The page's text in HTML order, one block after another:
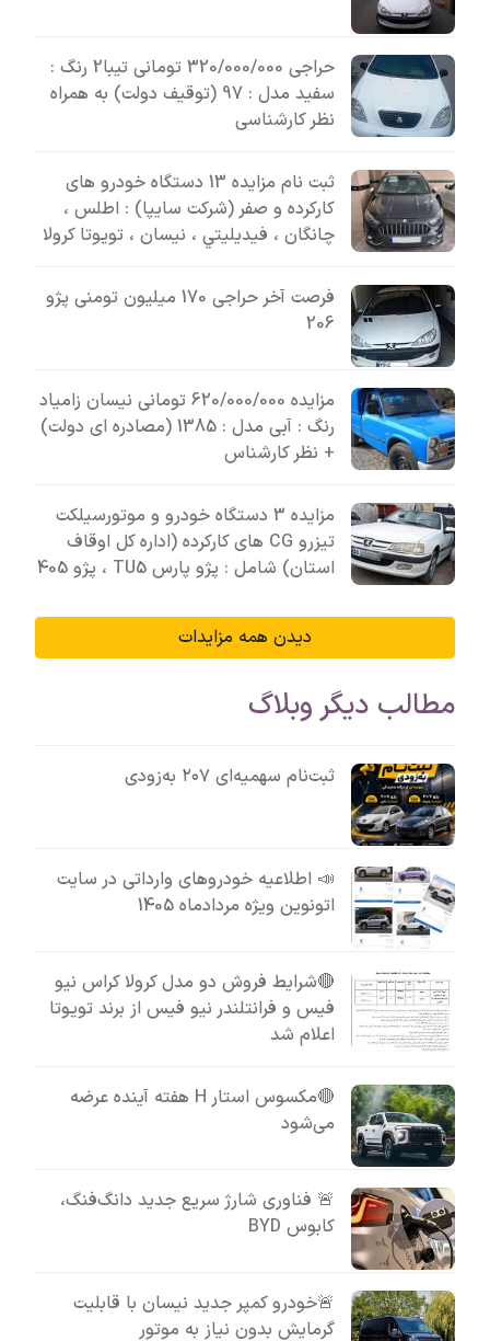
حراجی 320/000/000 تومانی تیبا2 رنگ :
سفید مدل : 97 (توقیف دولت) به همراه
نظر کارشناسی
ثبت نام مزایده 13 دستگاه خودرو های
کارکرده و صفر (شرکت سایپا) : اطلس ،
چانگان ، فيديليتي ، نیسان ، تویوتا کرولا
فرصت آخر حراجی 170 میلیون تومنی پژو
206
مزایده 620/000/000 تومانی نیسان زامیاد
رنگ : آبی مدل : 1385 (مصادره ای دولت)
+ نظر کارشناس
مزایده 3 دستگاه خودرو و موتورسیلکت
تیزرو CG های کارکرده (اداره کل اوقاف
استان) شامل : پژو پارس TU5 ، پژو 405
دیدن همه مزایدات
مطالب دیگر وبلاگ
ثبت‌نام سهمیه‌ای ۲۰۷ به‌زودی
📣 اطلاعیه خودروهای وارداتی در سایت
اتونوین ویژه مردادماه 1405
🔴شرایط فروش دو مدل کرولا کراس نیو
فیس و فرانتلندر نیو فیس از برند تویوتا
اعلام شد
🔴مکسوس استار H هفته آینده عرضه
می‌شود
🚨 فناوری شارژ سریع جدید دانگ‌فنگ،
کابوس BYD
🚨خودرو کمپر جدید نیسان با قابلیت
گرمایش بدون نیاز به موتور